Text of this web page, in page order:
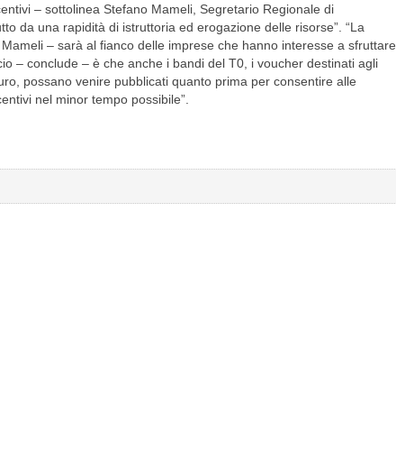
– sottolinea Stefano Mameli, Segretario Regionale di
da una rapidità di istruttoria ed erogazione delle risorse”. “La
– sarà al fianco delle imprese che hanno interesse a sfruttare
– conclude – è che anche i bandi del T0, i voucher destinati agli
possano venire pubblicati quanto prima per consentire alle
nel minor tempo possibile”.